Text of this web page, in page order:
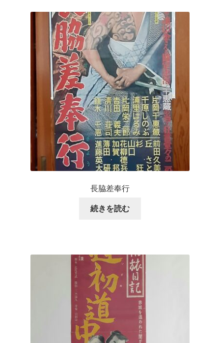
長脇差奉行
続きを読む